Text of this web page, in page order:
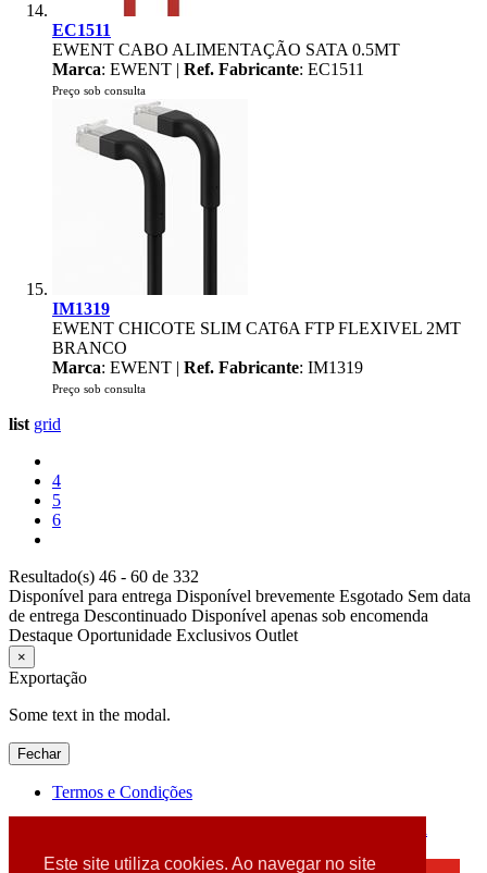
Este site utiliza cookies. Ao navegar no site
EC1511
EWENT CABO ALIMENTAÇÃO SATA 0.5MT
Marca: EWENT | Ref. Fabricante: EC1511
Preço sob consulta
IM1319
EWENT CHICOTE SLIM CAT6A FTP FLEXIVEL 2MT
BRANCO
Marca: EWENT | Ref. Fabricante: IM1319
Preço sob consulta
list grid
4
5
6
Resultado(s) 46 - 60 de 332
Disponível para entrega Disponível brevemente Esgotado Sem data
de entrega Descontinuado Disponível apenas sob encomenda
Destaque Oportunidade Exclusivos Outlet
×
Exportação
Some text in the modal.
Fechar
Termos e Condições